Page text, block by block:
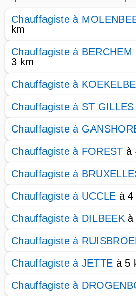
Chauffagiste à
km
Chauffagiste à BERCHEM
3 km
Chauffagiste à
Chauffagiste à ST GILLES
Chauffagiste à
Chauffagiste à FOREST à
Chauffagiste à
Chauffagiste à UCCLE à 4
Chauffagiste à DILBEEK à
Chauffagiste à
Chauffagiste à JETTE à 5
Chauffagiste à